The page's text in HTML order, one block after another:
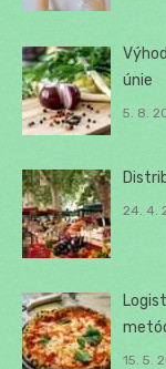
únie
5. 8.
24. 4.
15. 5.